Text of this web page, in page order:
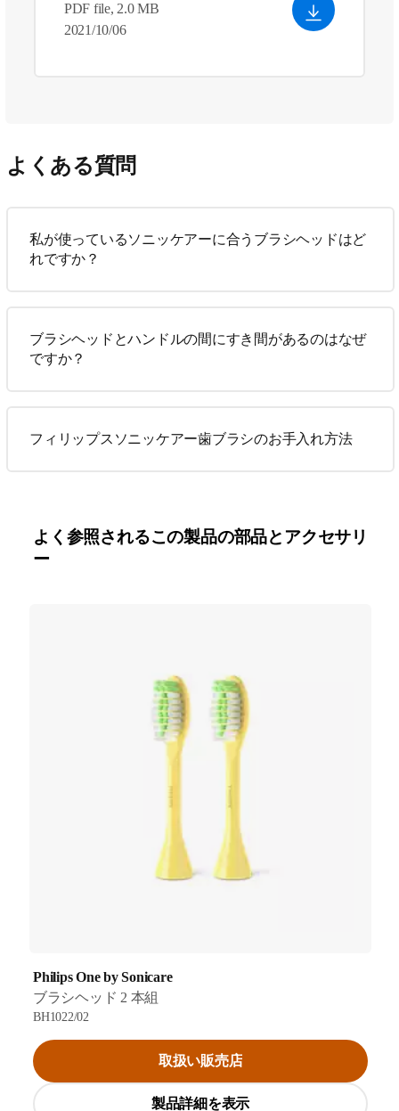
PDF file, 2.0 MB
2021/10/06
よくある質問
私が使っているソニッケアーに合うブラシヘッドはど
れですか？
ブラシヘッドとハンドルの間にすき間があるのはなぜ
ですか？
フィリップスソニッケアー歯ブラシのお手入れ方法
よく参照されるこの製品の部品とアクセサリ
ー
Philips One by Sonicare
ブラシヘッド 2 本組
BH1022/02
取扱い販売店
製品詳細を表示